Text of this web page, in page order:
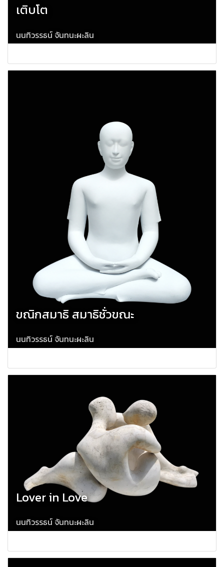
เติบโต
นนทิวรรธน์ จันทนะผะลิน
ขณิกสมาธิ สมาธิชั่วขณะ
นนทิวรรธน์ จันทนะผะลิน
Lover in Love
นนทิวรรธน์ จันทนะผะลิน